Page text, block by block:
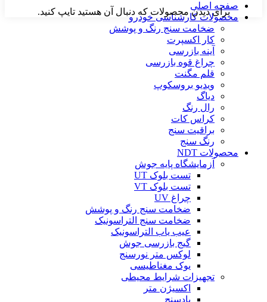
برای دیدن محصولات که دنبال آن هستید تایپ کنید.
صفحه اصلی
محصولات کارشناسی خودرو
ضخامت سنج رنگ و پوشش
کار اکسپرت
آینه بازرسی
چراغ قوه بازرسی
قلم مگنت
ویدیو بروسکوپ
دیاگ
رال رنگ
کراس کات
براقیت سنج
رنگ سنج
محصولات NDT
آزمایشگاه پایه جوش
تست بلوک UT
تست بلوک VT
چراغ UV
ضخامت سنج رنگ و پوشش
ضخامت سنج التراسونیک
عیب یاب التراسونیک
گیج بازرسی جوش
لوکس متر نورسنج
یوک مغناطیسی
تجهیزات شرایط محیطی
اکسیژن متر
بادسنج